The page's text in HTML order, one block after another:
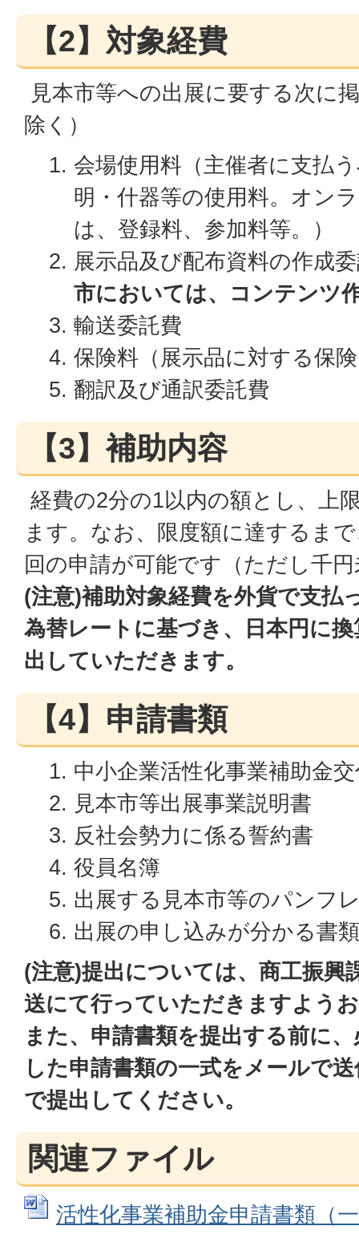
【2】対象経費
見本市等への出展に要する次に
除く）
会場使用料（主催者に支払
明・什器等の使用料。オン
は、登録料、参加料等。）
展示品及び配布資料の作成
市においては、コンテンツ
輸送委託費
保険料（展示品に対する保
翻訳及び通訳委託費
【3】補助内容
経費の2分の1以内の額とし、上
ます。なお、限度額に達するま
回の申請が可能です（ただし千
(注意)補助対象経費を外貨で支払
為替レートに基づき、日本円に
出していただきます。
【4】申請書類
中小企業活性化事業補助金
見本市等出展事業説明書
反社会勢力に係る誓約書
役員名簿
出展する見本市等のパンフ
出展の申し込みが分かる書
(注意)提出については、商工振興
送にて行っていただきますよう
また、申請書類を提出する前に
した申請書類の一式をメールで
で提出してください。
関連ファイル
活性化事業補助金申請書類（